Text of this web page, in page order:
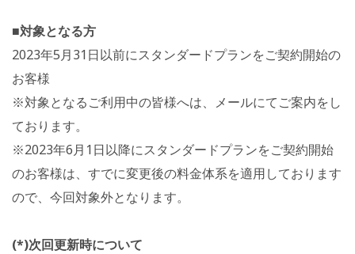
■対象となる方
2023年5月31日以前にスタンダードプランをご契約開始の
お客様
※対象となるご利用中の皆様へは、メールにてご案内をし
ております。
※2023年6月1日以降にスタンダードプランをご契約開始
のお客様は、すでに変更後の料金体系を適用しております
ので、今回対象外となります。
(*)次回更新時について